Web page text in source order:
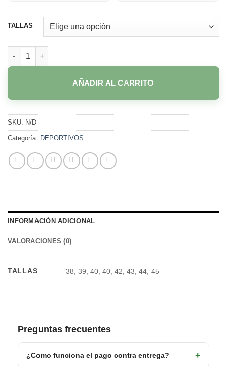
TALLAS
915 Niza miel cantidad
AÑADIR AL CARRITO
SKU: N/D
Categoría: DEPORTIVOS
INFORMACIÓN ADICIONAL
VALORACIONES (0)
TALLAS 38, 39, 40, 40, 42, 43, 44, 45
Preguntas frecuentes
¿Como funciona el pago contra entrega?